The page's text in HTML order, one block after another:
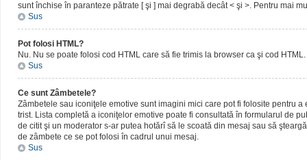
sunt închise în paranteze pătrate [ şi ] mai degrabă decât < şi >. Pentru mai
Sus
Pot folosi HTML?
Nu. Nu se poate folosi cod HTML care să fie trimis la browser ca şi cod
Sus
Ce sunt Zâmbetele?
Zâmbetele sau iconiţele emotive sunt imagini mici care pot fi folosite pentru
trist. Lista completă a iconiţelor emotive poate fi consultată în formularul de
de citit şi un moderator s-ar putea hotărî să le scoată din mesaj sau să
de zâmbete ce se pot folosi în cadrul unui mesaj.
Sus